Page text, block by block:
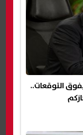
التوقعات..